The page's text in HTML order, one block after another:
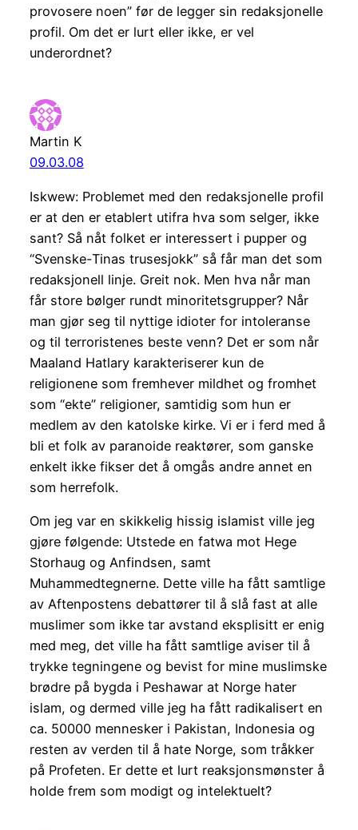
provosere noen” før de legger sin redaksjonelle
profil. Om det er lurt eller ikke, er vel
underordnet?
Martin K
09.03.08
Iskwew: Problemet med den redaksjonelle profil
er at den er etablert utifra hva som selger, ikke
sant? Så nåt folket er interessert i pupper og
“Svenske-Tinas trusesjokk” så får man det som
redaksjonell linje. Greit nok. Men hva når man
får store bølger rundt minoritetsgrupper? Når
man gjør seg til nyttige idioter for intoleranse
og til terroristenes beste venn? Det er som når
Maaland Hatlary karakteriserer kun de
religionene som fremhever mildhet og fromhet
som “ekte” religioner, samtidig som hun er
medlem av den katolske kirke. Vi er i ferd med å
bli et folk av paranoide reaktører, som ganske
enkelt ikke fikser det å omgås andre annet en
som herrefolk.
Om jeg var en skikkelig hissig islamist ville jeg
gjøre følgende: Utstede en fatwa mot Hege
Storhaug og Anfindsen, samt
Muhammedtegnerne. Dette ville ha fått samtlige
av Aftenpostens debattører til å slå fast at alle
muslimer som ikke tar avstand eksplisitt er enig
med meg, det ville ha fått samtlige aviser til å
trykke tegningene og bevist for mine muslimske
brødre på bygda i Peshawar at Norge hater
islam, og dermed ville jeg ha fått radikalisert en
ca. 50000 mennesker i Pakistan, Indonesia og
resten av verden til å hate Norge, som tråkker
på Profeten. Er dette et lurt reaksjonsmønster å
holde frem som modigt og intelektuelt?